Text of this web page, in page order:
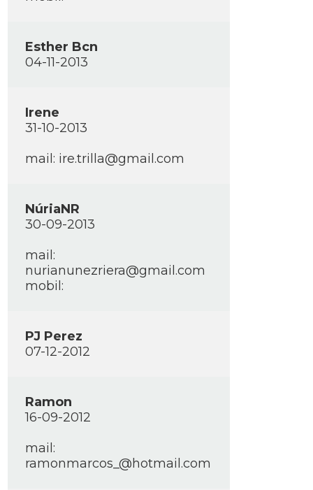
Esther Bcn
04-11-2013
Irene
31-10-2013
mail: ire.trilla@gmail.com
NúriaNR
30-09-2013
mail:
nurianunezriera@gmail.com
mobil:
PJ Perez
07-12-2012
Ramon
16-09-2012
mail:
ramonmarcos_@hotmail.com